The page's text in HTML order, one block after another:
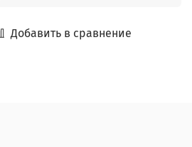
Добавить в сравнение